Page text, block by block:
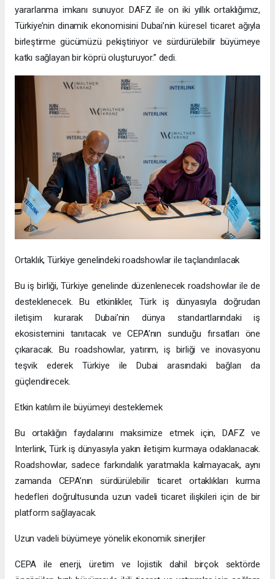
yararlanma imkanı sunuyor. DAFZ ile on iki yıllık ortaklığımız,
Türkiye’nin dinamik ekonomisini Dubai’nin küresel ticaret ağıyla
birleştirme gücümüzü pekiştiriyor ve sürdürülebilir büyümeye
katkı sağlayan bir köprü oluşturuyor.” dedi.
Ortaklık, Türkiye genelindeki roadshowlar ile taçlandırılacak
Bu iş birliği, Türkiye genelinde düzenlenecek roadshowlar ile de
desteklenecek. Bu etkinlikler, Türk iş dünyasıyla doğrudan
iletişim kurarak Dubai’nin dünya standartlarındaki iş
ekosistemini tanıtacak ve CEPA’nın sunduğu fırsatları öne
çıkaracak. Bu roadshowlar, yatırım, iş birliği ve inovasyonu
teşvik ederek Türkiye ile Dubai arasındaki bağları da
güçlendirecek.
Etkin katılım ile büyümeyi desteklemek
Bu ortaklığın faydalarını maksimize etmek için, DAFZ ve
Interlink, Türk iş dünyasıyla yakın iletişim kurmaya odaklanacak.
Roadshowlar, sadece farkındalık yaratmakla kalmayacak, aynı
zamanda CEPA’nın sürdürülebilir ticaret ortaklıkları kurma
hedefleri doğrultusunda uzun vadeli ticaret ilişkileri için de bir
platform sağlayacak.
Uzun vadeli büyümeye yönelik ekonomik sinerjiler
CEPA ile enerji, üretim ve lojistik dahil birçok sektörde